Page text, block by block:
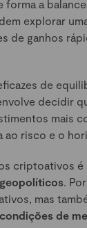
a
explorar
de ganhos
de
decidir
mais
risco e o
criptoativos é
.
mas
de